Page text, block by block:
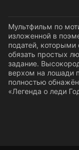
Мультфильм по
изложенной в
податей,
обязать простых
задание.
верхом на лошади
полностью
«Легенда о леди